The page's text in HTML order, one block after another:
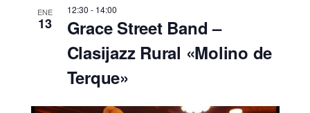
ENE
13
12:30 - 14:00
Grace Street Band –
Clasijazz Rural «Molino de
Terque»